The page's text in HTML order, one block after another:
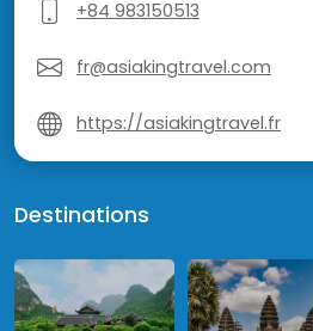
+84 983150513
fr@asiakingtravel.com
https://asiakingtravel.fr
Destinations